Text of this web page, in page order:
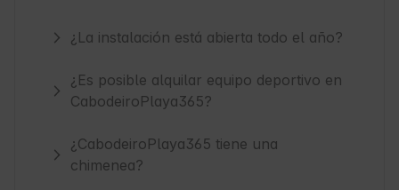
¿La instalación está abierta todo el año?
¿Es posible alquilar equipo deportivo en
CabodeiroPlaya365?
¿CabodeiroPlaya365 tiene una
chimenea?